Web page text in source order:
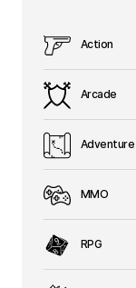
Action
Arcade
Adventure
MMO
RPG